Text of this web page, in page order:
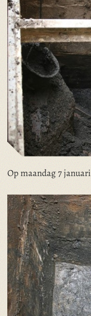
Op maandag 7